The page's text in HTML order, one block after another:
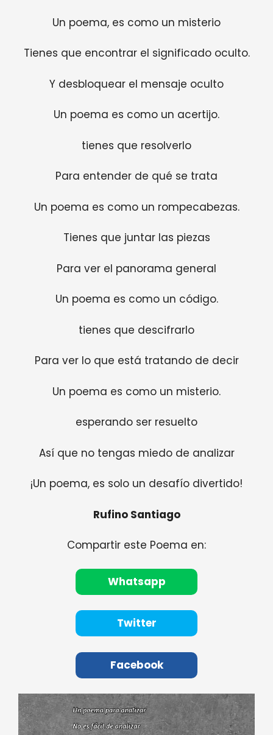
Un poema, es como un misterio
Tienes que encontrar el significado oculto.
Y desbloquear el mensaje oculto
Un poema es como un acertijo.
tienes que resolverlo
Para entender de qué se trata
Un poema es como un rompecabezas.
Tienes que juntar las piezas
Para ver el panorama general
Un poema es como un código.
tienes que descifrarlo
Para ver lo que está tratando de decir
Un poema es como un misterio.
esperando ser resuelto
Así que no tengas miedo de analizar
¡Un poema, es solo un desafío divertido!
Rufino Santiago
Compartir este Poema en:
Whatsapp
Twitter
Facebook